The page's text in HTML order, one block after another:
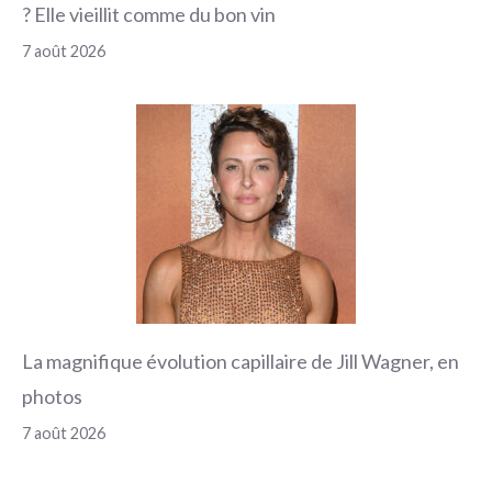
? Elle vieillit comme du bon vin
7 août 2026
La magnifique évolution capillaire de Jill Wagner, en
photos
7 août 2026